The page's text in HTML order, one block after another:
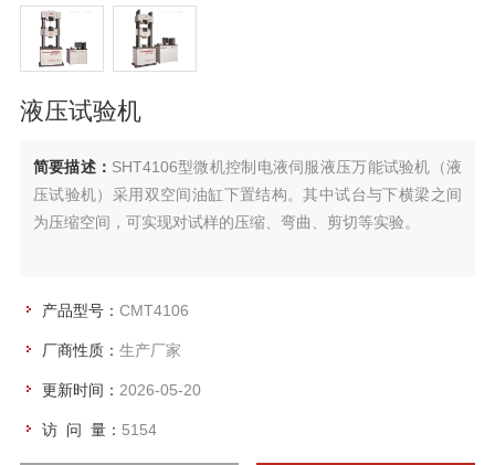
液压试验机
简要描述： SHT4106型微机控制电液伺服液压万能试验机（液
压试验机）采用双空间油缸下置结构。其中试台与下横梁之间
为压缩空间，可实现对试样的压缩、弯曲、剪切等实验。
产品型号： CMT4106
厂商性质： 生产厂家
更新时间： 2026-05-20
访 问 量： 5154